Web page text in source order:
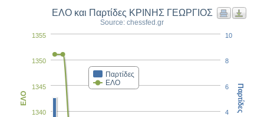
ΕΛΟ και Παρτίδες ΚΡΙΝΗΣ ΓΕΩΡΓΙΟΣ
Source: chessfed.gr
Παρτίδες
ΕΛΟ
1340
1345
1350
1355
ΕΛΟ
4
6
8
10
Παρτίδες